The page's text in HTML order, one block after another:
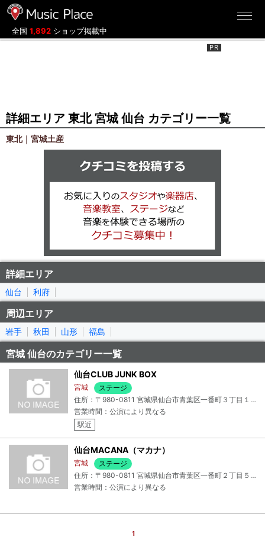
全国 1,892 ショップ掲載中
詳細エリア 東北 宮城 仙台 カテゴリー一覧
東北｜宮城土産
詳細エリア
仙台 利府
周辺エリア
岩手 秋田 山形 福島
宮城 仙台のカテゴリー一覧
仙台CLUB JUNK BOX
宮城
ステージ
住所：〒980-0811 宮城県仙台市青葉区一番町３丁目１１−１５ ＦＯＲＵＳ Ｂ２Ｆ
営業時間：公演により異なる
駅近
仙台MACANA（マカナ）
宮城
ステージ
住所：〒980-0811 宮城県仙台市青葉区一番町２丁目５−１ 大一野村ビル Ｂ１Ｆ
営業時間：公演により異なる
1